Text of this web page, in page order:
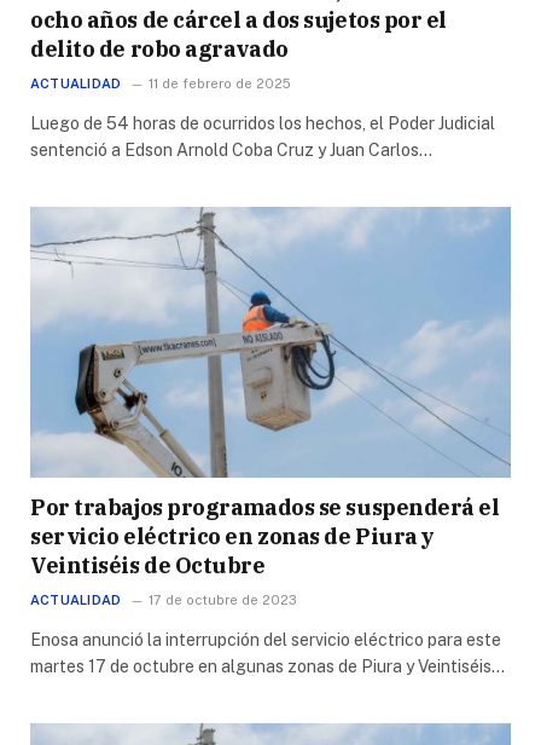
ocho años de cárcel a dos sujetos por el
delito de robo agravado
ACTUALIDAD 11 de febrero de 2025
Luego de 54 horas de ocurridos los hechos, el Poder Judicial
sentenció a Edson Arnold Coba Cruz y Juan Carlos…
Por trabajos programados se suspenderá el
servicio eléctrico en zonas de Piura y
Veintiséis de Octubre
ACTUALIDAD 17 de octubre de 2023
Enosa anunció la interrupción del servicio eléctrico para este
martes 17 de octubre en algunas zonas de Piura y Veintiséis…